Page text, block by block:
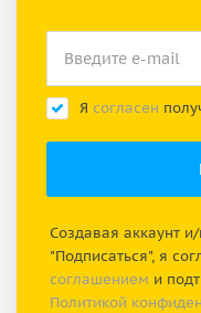
Я согласен
Создавая аккаунт
"Подписаться", я
соглашением и
Политикой